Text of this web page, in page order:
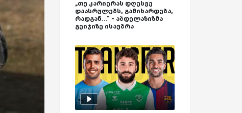
„თუ კარიერას დღესვე
დაასრულებს, გამიხარდება,
რადგან...“ - აბდელაზიზმა
გეიჯიზე ისაუბრა